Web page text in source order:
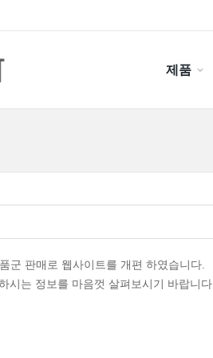
제품
군 판매로 웹사이트를 개편 하였습니다.
시는 정보를 마음껏 살펴보시기 바랍니다.